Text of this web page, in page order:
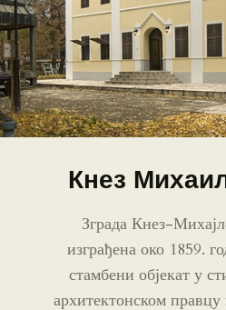
Кнез
Зграда Кнез-
изграђена око 1859.
стамбени објекат у
архитектонском